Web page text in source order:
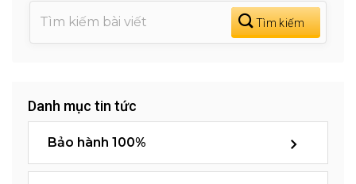
Danh mục tin tức
Bảo hành 100%